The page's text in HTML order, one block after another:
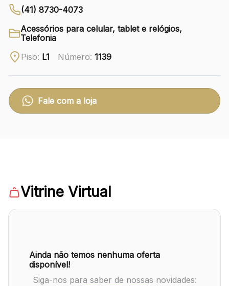
Chamar Uber
(41) 3216-1600
WhatsApp
(41) 8730-4073
Acessórios para celular, tablet e relógios,
Telefonia
Piso: L1 Número: 1139
Fale com a loja
Vitrine Virtual
Ainda não temos nenhuma oferta
disponível!
Siga-nos para saber de nossas novidades: